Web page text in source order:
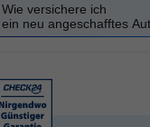
Wie versichere ich
ein neu angeschafftes